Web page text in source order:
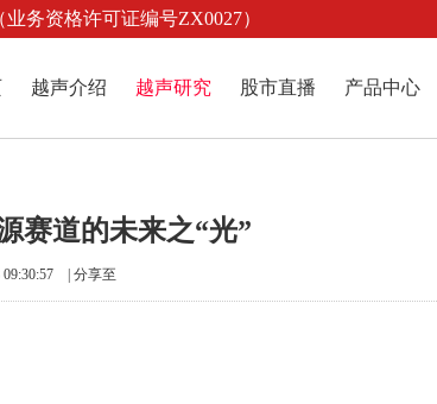
务资格许可证编号ZX0027）
越声介绍 越声研究 股市直播 产品中心
赛道的未来之“光”
| 分享至